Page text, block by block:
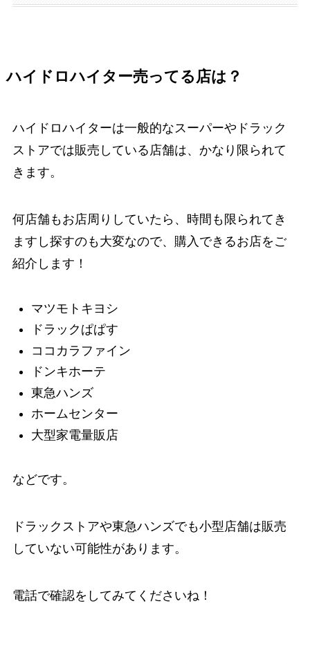
ハイドロハイター売ってる店は？
ハイドロハイターは一般的なスーパーやドラック
ストアでは販売している店舗は、かなり限られて
きます。
何店舗もお店周りしていたら、時間も限られてき
ますし探すのも大変なので、購入できるお店をご
紹介します！
マツモトキヨシ
ドラックぱぱす
ココカラファイン
ドンキホーテ
東急ハンズ
ホームセンター
大型家電量販店
などです。
ドラックストアや東急ハンズでも小型店舗は販売
していない可能性があります。
電話で確認をしてみてくださいね！